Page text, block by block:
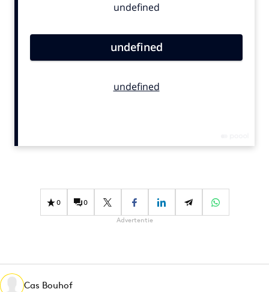
Contentmarketing
Effectiviteit
Gedragsverandering
Martech
Media
0 0
Advertentie
Cas Bouhof